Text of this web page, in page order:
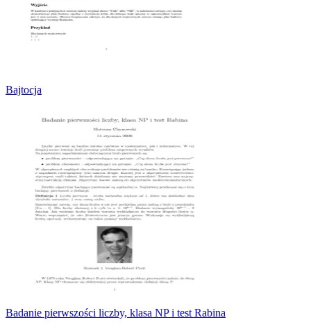
Bajtocja
Badanie pierwszości liczby, klasa NP i test Rabina